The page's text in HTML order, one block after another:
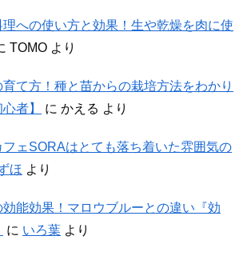
理への使い方と効果！生や乾燥を肉に使
TOMO より
て方！種と苗からの栽培方法をわかり
者】
に かえる より
ェSORAはとても落ち着いた雰囲気の
ほ より
能効果！マロウブルーとの違い『効
に いろ葉 より